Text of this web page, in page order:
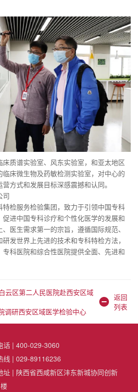
质谱实验室、风东实验室，和亚太地区
床微生物及药敏检测实验室，对中心的
方式和发展目标深感震撼和认同。
司
检服务检验集团，致力于引领中国专科
进中国专科诊疗和个性化医学的发展和
医生需求第一的宗旨，遵循国际规范、
发世界上先进的技术和专科特检方法，
科医院和综合性医院提供全面、先进和
云区第二人民医院赴西安区域
调研西安区域医学检验中心
返回
列表
话 | 400-029-3060
线 | 029-89116236
址 | 陕西省西咸新区沣东新城协同创新